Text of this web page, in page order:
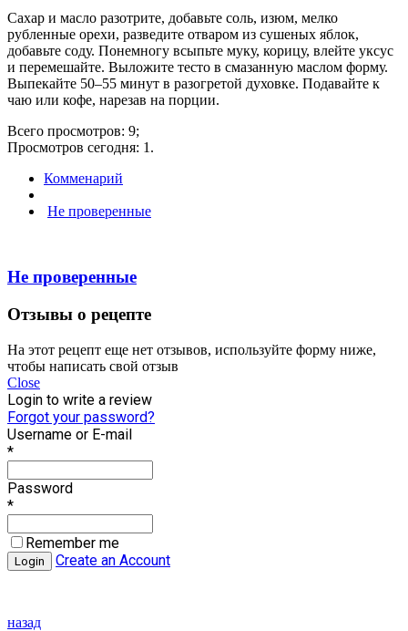
Сахар и масло разотрите, добавьте соль, изюм, мелко
рубленные орехи, разведите отваром из сушеных яблок,
добавьте соду. Понемногу всыпьте муку, корицу, влейте уксус
и перемешайте. Выложите тесто в смазанную маслом форму.
Выпекайте 50–55 минут в разогретой духовке. Подавайте к
чаю или кофе, нарезав на порции.
Всего просмотров: 9;
Просмотров сегодня: 1.
Комменарий
Не проверенные
Не проверенные
Отзывы о рецепте
На этот рецепт еще нет отзывов, используйте форму ниже,
чтобы написать свой отзыв
Close
Login to write a review
Forgot your password?
Username or E-mail
*
Password
*
Remember me
Create an Account
назад